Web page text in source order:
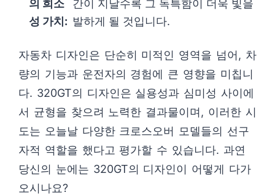
의 희소
성 가치:
간이 지날수록 그 독특함이 더욱 빛을
발하게 될 것입니다.
자동차 디자인은 단순히 미적인 영역을 넘어, 차
량의 기능과 운전자의 경험에 큰 영향을 미칩니
다. 320GT의 디자인은 실용성과 심미성 사이에
서 균형을 찾으려 노력한 결과물이며, 이러한 시
도는 오늘날 다양한 크로스오버 모델들의 선구
자적 역할을 했다고 평가할 수 있습니다. 과연
당신의 눈에는 320GT의 디자인이 어떻게 다가
오시나요?